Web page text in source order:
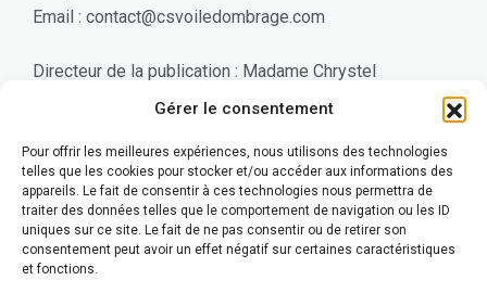
Gérer le consentement
Pour offrir les meilleures expériences, nous utilisons des technologies
telles que les cookies pour stocker et/ou accéder aux informations des
appareils. Le fait de consentir à ces technologies nous permettra de
traiter des données telles que le comportement de navigation ou les ID
uniques sur ce site. Le fait de ne pas consentir ou de retirer son
consentement peut avoir un effet négatif sur certaines caractéristiques
et fonctions.
Email : contact@csvoiledombrage.com
Directeur de la publication : Madame Chrystel
⸻
Hébergeur du site
OVHcloud